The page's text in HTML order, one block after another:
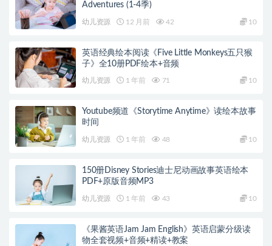
Adventures (1-4季)
幼儿资源 12 月前 42 10
英语经典绘本阅读《Five Little Monkeys五只猴
子》全10册PDF绘本+音频
幼儿资源 1 年前 71 10
Youtube频道《Storytime Anytime》读绘本故事
时间
幼儿资源 1 年前 48 10
150册Disney Stories迪士尼动画故事英语绘本
PDF+原版音频MP3
幼儿资源 1 年前 43 10
《果酱英语Jam Jam English》英语启蒙分级读
物全套视频+音频+精读+教案